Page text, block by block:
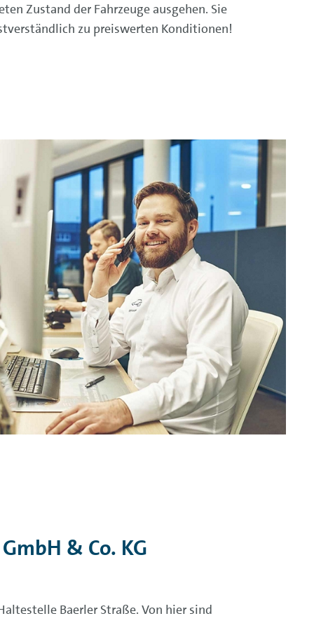
Zustand der Fahrzeuge ausgehen. Sie
zu preiswerten Konditionen!
& Co. KG
Baerler Straße. Von hier sind